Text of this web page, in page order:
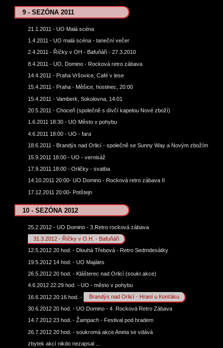
9 - SEZÓNA 2011
21.1.2011 - UO Malá scéna
1.4.2011 - UO malá scéna - taneční večer
2.4.2011 - Říčky v OH - Bafuňáři - 27.3.2010
8.4.2011 - UO, Domino - Rocková retro zábava
14.4.2011 - Praha Vršovice, Café v lese
15.4.2011 - Praha - Měšice, hostinec, 20:00
15.4.2011 - Vamberk, Sokolovna, 14:01
20.5.2011 - Choceň (společně s dívčí kapelou Nové zboží)
1.6.2011 18:30 - UO Město v pohybu
4.6.2011 18:00 - UO - fara
18.6.2011 - Brandýs nad Orlicí - společně se Sunny Way a Novým zbožím
15.9.2011 18:00 - UO - vernisáž
17.9.2011 18:00 - Orličky - svatba
14.10.2011 20:00- UO Domino - Rocková retro zábava II
17.12.2011 20:00- Potštejn
10 - SEZÓNA 2012
25.2.2012 - UO Domino - 3.Retro rocková zábava
31.3.2012 - Říčky v O.H. - Bafuňáři
12.5.2012 20 hod. - Dlouhá Třebová - Retro Sedmdesátky
19.5.2012 14 hod. - UO Majáles
26.5.2012 20 hod. - Klášterec nad Orlicí (soukr.akce)
4.6.2012 22:29 hod. - UO - město v pohybu
16.6.2012 20:16 hod. -
Brandýs nad Orlicí - Hraní u Konťáku
30.6.2012 20 hod. - UO Domino - 4. Rocková Retro Zábava
14.7.2012 23 hod. - Žampach - Festival pod hradem
26.7.2012 20 hod. - soukromá akce Aneta se vdává
zbytek akcí nikdo nezapsal ...